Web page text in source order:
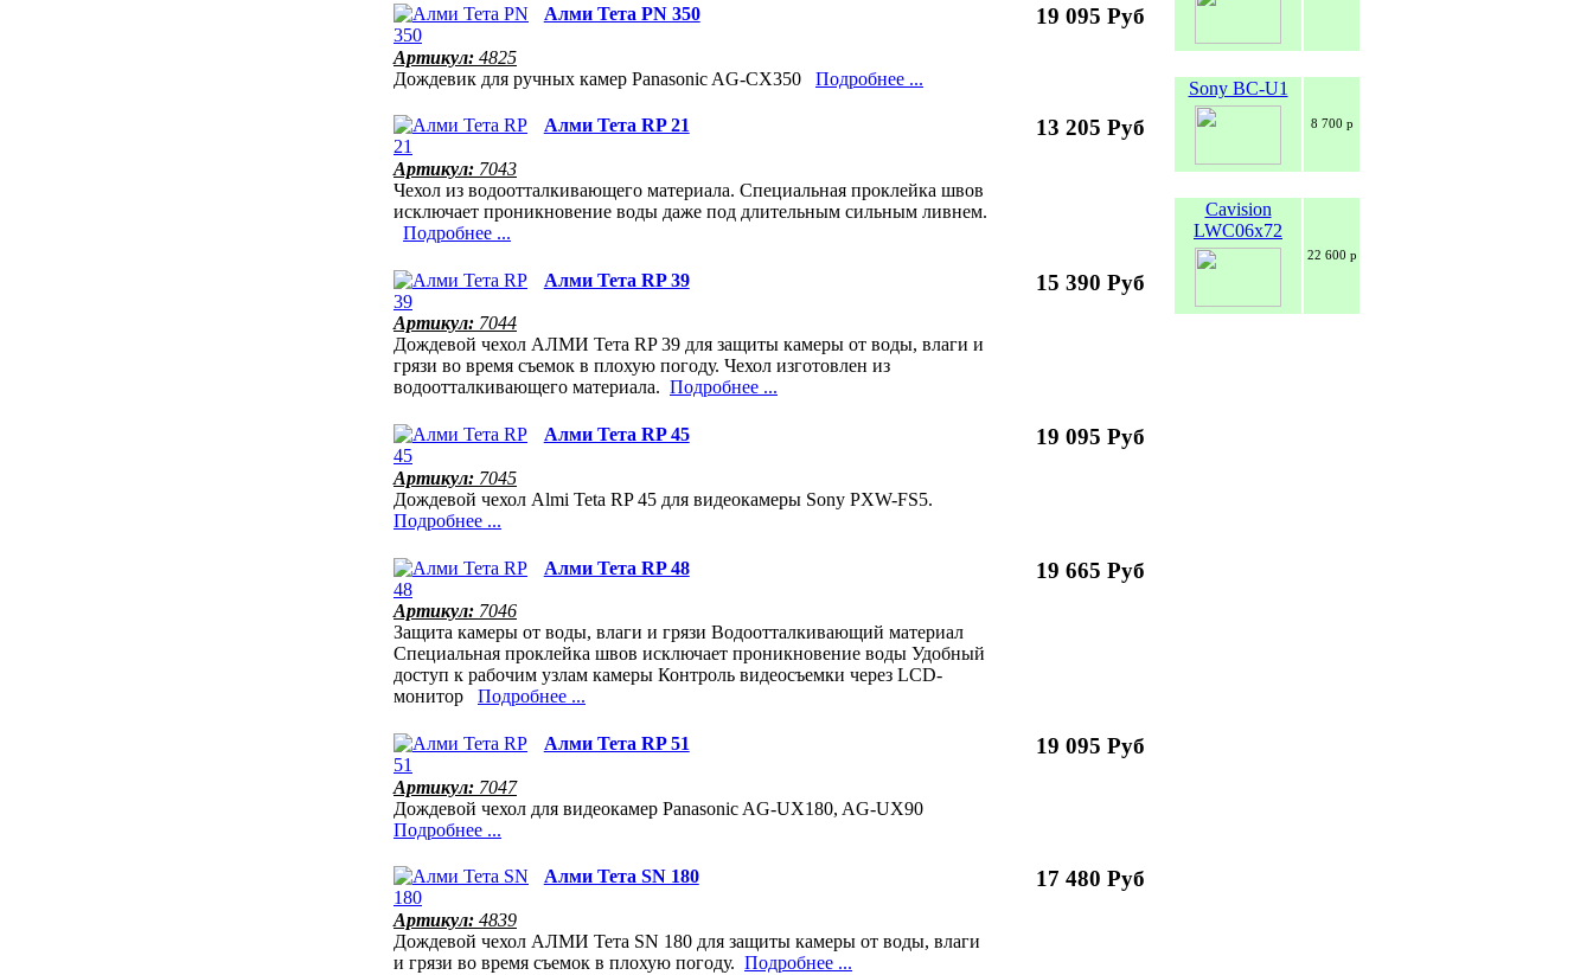
Алми Тета PN 350 19 095 Руб
Артикул: 4825
Дождевик для ручных камер Panasonic AG-CX350 Подробнее ...
Алми Тета RP 21 13 205 Руб
Артикул: 7043
Чехол из водоотталкивающего материала. Специальная проклейка швов
исключает проникновение воды даже под длительным сильным ливнем.
Подробнее ...
Алми Тета RP 39 15 390 Руб
Артикул: 7044
Дождевой чехол АЛМИ Тета RP 39 для защиты камеры от воды, влаги и
грязи во время съемок в плохую погоду. Чехол изготовлен из
водоотталкивающего материала. Подробнее ...
Алми Тета RP 45 19 095 Руб
Артикул: 7045
Дождевой чехол Almi Teta RP 45 для видеокамеры Sony PХW-FS5.
Подробнее ...
Алми Тета RP 48 19 665 Руб
Артикул: 7046
Защита камеры от воды, влаги и грязи Водоотталкивающий материал
Специальная проклейка швов исключает проникновение воды Удобный
доступ к рабочим узлам камеры Контроль видеосъемки через LCD-
монитор Подробнее ...
Алми Тета RP 51 19 095 Руб
Артикул: 7047
Дождевой чехол для видеокамер Panasonic AG-UX180, AG-UX90
Подробнее ...
Алми Тета SN 180 17 480 Руб
Артикул: 4839
Дождевой чехол АЛМИ Тета SN 180 для защиты камеры от воды, влаги
и грязи во время съемок в плохую погоду. Подробнее ...
Sony BC-U1
8 700 р
Cavision
LWC06x72
22 600 р